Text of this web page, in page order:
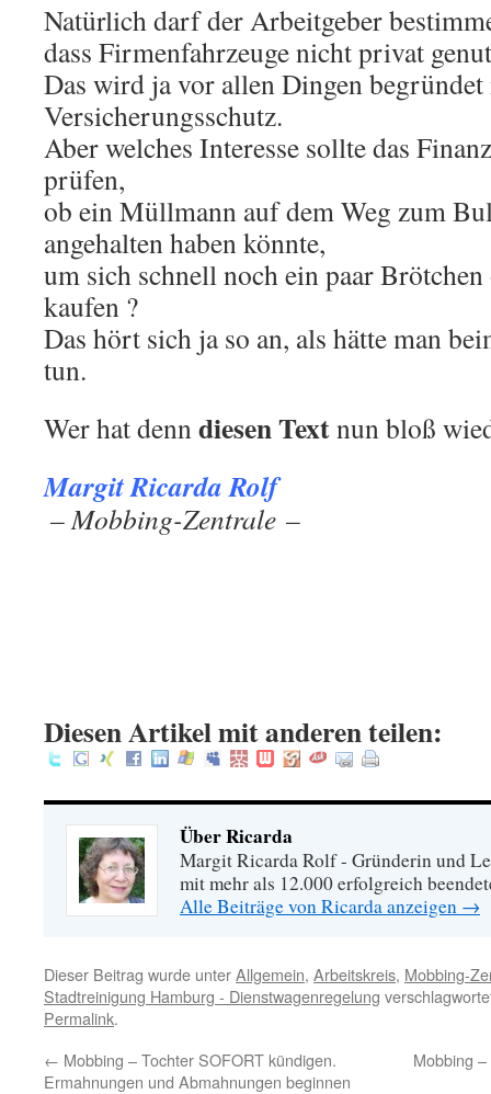
Natürlich darf der Arbeitgeber
dass Firmenfahrzeuge nicht privat
Das wird ja vor allen Dingen
Versicherungsschutz.
Aber welches Interesse sollte das
prüfen,
ob ein Müllmann auf dem Weg zum
angehalten haben könnte,
um sich schnell noch ein paar
kaufen ?
Das hört sich ja so an, als hätte man
tun.
Wer hat denndiesen Textnun bloß
Margit Ricarda Rolf
– Mobbing-Zentrale –
Diesen Artikel mit anderen teilen:
Über Ricarda
Margit Ricarda Rolf - Gründerin und
mit mehr als 12.000 erfolgreich
Alle Beiträge von Ricarda anzeigen →
Dieser Beitrag wurde unterAllgemein, Arbeitskreis, Mobbing-
Stadtreinigung Hamburg - Dienstwagenregelung
Permalink.
← Mobbing – Tochter SOFORT kündigen.
Ermahnungen und Abmahnungen beginnen
Mobbing